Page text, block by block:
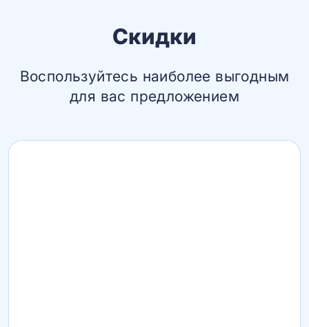
Скидки
Воспользуйтесь наиболее выгодным
для вас предложением